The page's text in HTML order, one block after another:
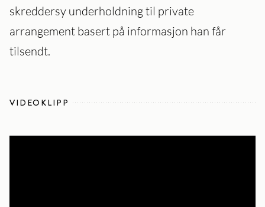
skreddersy underholdning til private
arrangement basert på informasjon han får
tilsendt.
VIDEOKLIPP